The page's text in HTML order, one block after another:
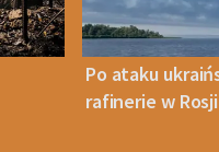
Po ataku
rafinerie w Rosji